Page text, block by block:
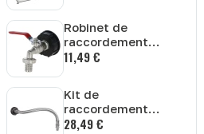
Robinet de
raccordement
pour conteneur
11,49 €
Kit de
raccordement
pour cuve IBC
28,49 €